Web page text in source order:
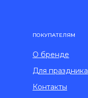
О бренде
ПОКУПАТЕЛЯМ
Контакты
Для праздника